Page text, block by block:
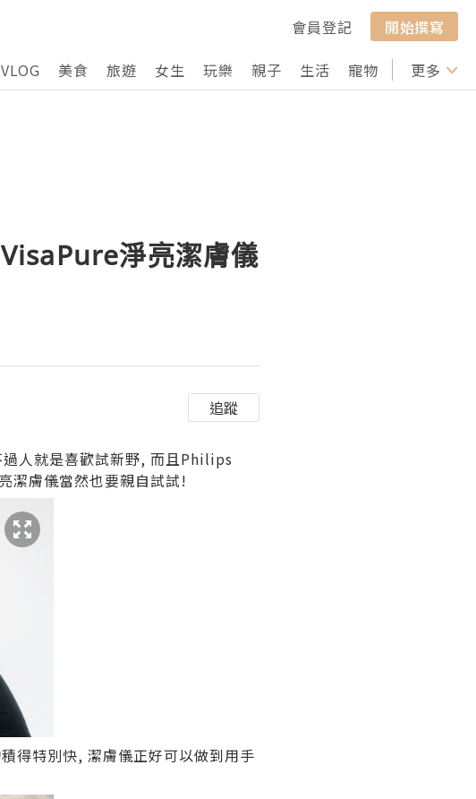
會員登記
開始撰寫
VLOG 美食 旅遊 女生 玩樂 親子 生活 寵物 行山 打卡
更多
淨亮潔膚儀
追蹤
人就是喜歡試新野, 而且Philips
潔膚儀當然也要親自試試!
得特別快, 潔膚儀正好可以做到用手